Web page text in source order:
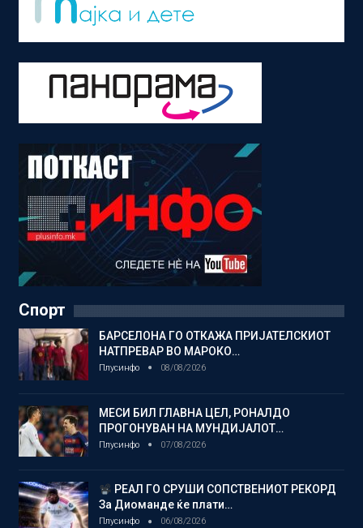
Спорт
БАРСЕЛОНА ГО ОТКАЖА ПРИЈАТЕЛСКИОТ
НАТПРЕВАР ВО МАРОКО…
Плусинфо 08/08/2026
МЕСИ БИЛ ГЛАВНА ЦЕЛ, РОНАЛДО
ПРОГОНУВАН НА МУНДИЈАЛОТ…
Плусинфо 07/08/2026
РЕАЛ ГО СРУШИ СОПСТВЕНИОТ РЕКОРД
За Диоманде ќе плати…
Плусинфо 06/08/2026